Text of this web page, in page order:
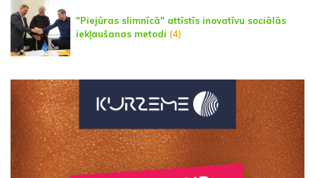
"Piejūras slimnīcā" attīstīs inovatīvu sociālās
iekļaušanas metodi (4)